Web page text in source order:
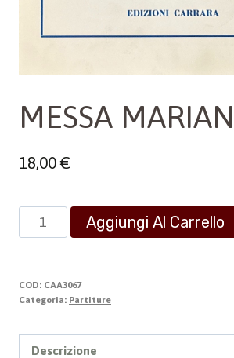
MESSA
18,00€
MESSA
MARIANA
Aggiungi Al Carrello
COD: CAA3067
Categoria: Partiture
Descrizione